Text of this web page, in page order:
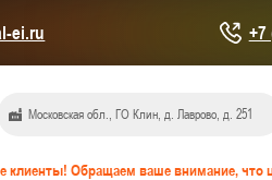
ei.ru +7
Московская обл., ГО Клин, д. Лаврово, д. 251
клиенты! Обращаем ваше внимание, что